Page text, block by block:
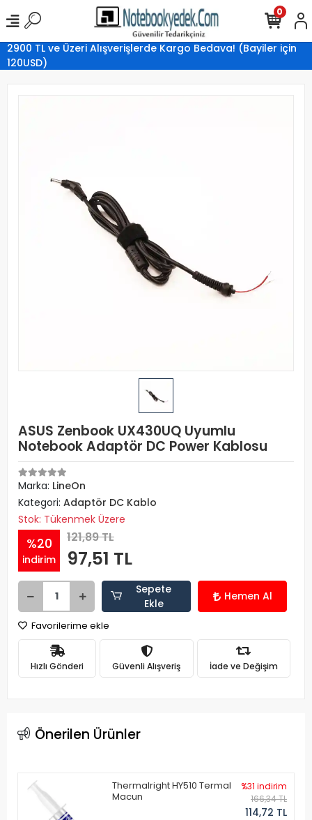
2900 TL ve Üzeri Alışverişlerde Kargo Bedava! (Bayiler için
120USD)
0
ASUS Zenbook UX430UQ Uyumlu
Notebook Adaptör DC Power Kablosu
Marka: LineOn
Kategori: Adaptör DC Kablo
Stok: Tükenmek Üzere
%20
indirim
121,89 TL
97,51 TL
Sepete
Ekle
Hemen Al
Favorilerime ekle
Hızlı Gönderi Güvenli Alışveriş İade ve Değişim
Önerilen Ürünler
Thermalright HY510 Termal
Macun
%31 indirim
166,34 TL
114,72 TL